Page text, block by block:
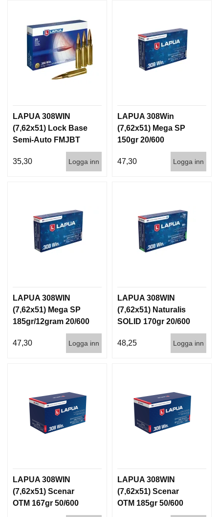
LAPUA 308WIN
(7,62x51) Lock Base
Semi-Auto FMJBT
35,30
Logga inn
LAPUA 308Win
(7,62x51) Mega SP
150gr 20/600
47,30 Logga inn
LAPUA 308WIN
(7,62x51) Mega SP
185gr/12gram 20/600
47,30 Logga inn
LAPUA 308WIN
(7,62x51) Naturalis
SOLID 170gr 20/600
48,25 Logga inn
LAPUA 308WIN
(7,62x51) Scenar
OTM 167gr 50/600
LAPUA 308WIN
(7,62x51) Scenar
OTM 185gr 50/600